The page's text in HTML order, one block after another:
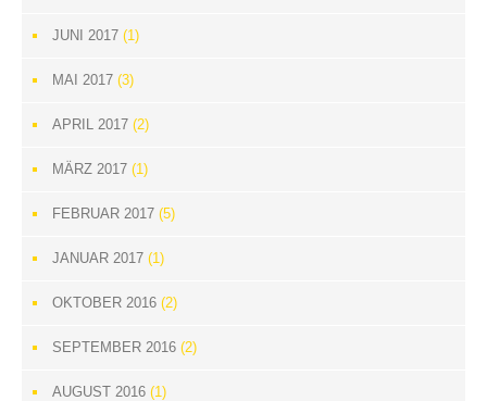
JUNI 2017 (1)
MAI 2017 (3)
APRIL 2017 (2)
MÄRZ 2017 (1)
FEBRUAR 2017 (5)
JANUAR 2017 (1)
OKTOBER 2016 (2)
SEPTEMBER 2016 (2)
AUGUST 2016 (1)